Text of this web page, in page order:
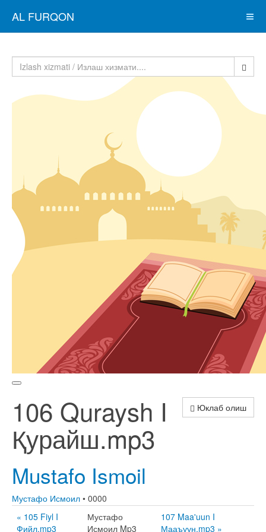
AL FURQON
Юклаб олиш
106 Quraysh I
Қурайш.mp3
Mustafo Ismoil
Мустафо Исмоил • 0000
« 105 Fiyl I
Фийл.mp3
Мустафо
Исмоил Mp3
107 Maa'uun I
Мааъуун.mp3 »